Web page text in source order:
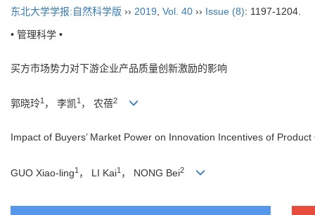
东北大学学报:自然科学版 ›› 2019 Vol. 40 ›› Issue (8): 1197-1204.
• 管理科学 •
买方市场势力对下游企业产品质量创新激励的影响
郭晓玲1 ， 李凯1 ， 农蓓2
Impact of Buyers’ Market Power on Innovation Incentives of
GUO Xiao-ling1 ， LI Kai1 ， NONG Bei2